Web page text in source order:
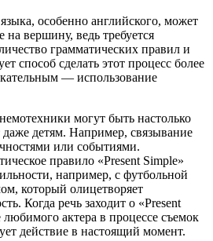
особенно английского, может
вершину, ведь требуется
грамматических правил и
способ сделать этот процесс более
— использование
могут быть настолько
детям. Например, связывание
или событиями.
правило «Present Simple»
например, с футбольной
который олицетворяет
Когда речь заходит о «Present
любимого актера в процессе съемок
действие в настоящий момент.